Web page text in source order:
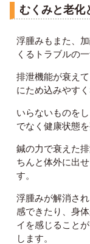
むくみと老化
浮腫みもまた、
くるトラブルの一
排泄機能が衰え
にため込みやすく
いらないものを
でなく健康状態
鍼の力で衰えた
ちんと体外に出
す。
浮腫みが解消さ
感できたり、身
イを感じること
します。